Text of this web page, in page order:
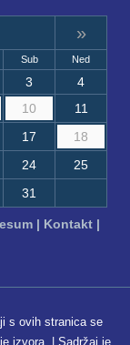
»
Sub Ned
3
4
10
11
17
18
24
25
31
| Kontakt |
s ovih stranica se
izvora. | Sadržaj je